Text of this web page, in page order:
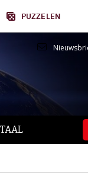
PUZZELEN